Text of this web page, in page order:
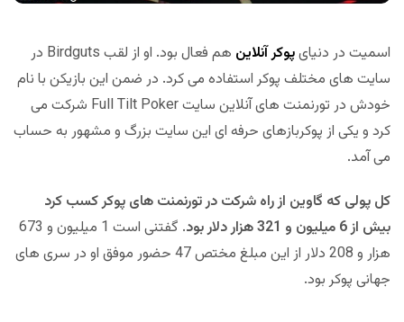
اسمیت در دنیایپوکر آنلاین
هم فعال بود. او از لقب Birdguts در
سایت های مختلف پوکر استفاده می کرد. در ضمن این بازیکن با نام
خودش در تورنمنت های آنلاین سایت Full Tilt Poker شرکت می
کرد و یکی از پوکربازهای حرفه ای این سایت بزرگ و مشهور به حساب
می آمد.
کل پولی که گاوین از راه شرکت در تورنمنت های پوکر کسب کرد
بیش از 6 میلیون و 321 هزار دلار بود
. گفتنی است 1 میلیون و 673
هزار و 208 دلار از این مبلغ مختص 47 حضور موفق او در سری های
جهانی پوکر بود.